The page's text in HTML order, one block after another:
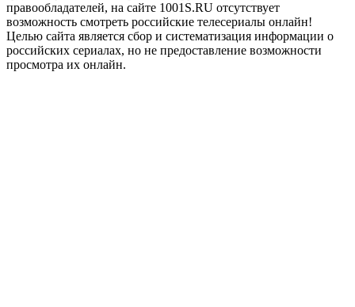
правообладателей, на сайте 1001S.RU отсутствует
возможность смотреть российские телесериалы онлайн!
Целью сайта является сбор и систематизация информации о
российских сериалах, но не предоставление возможности
просмотра их онлайн.